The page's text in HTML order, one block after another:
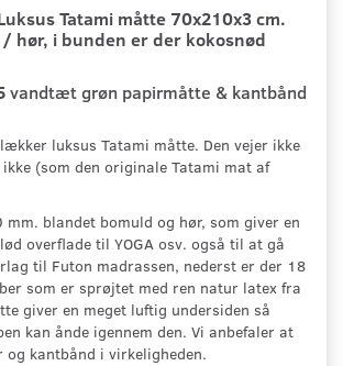
Tatami måtte 70x210x3 cm.
hør, i bunden er der kokosnød
vandtæt grøn papirmåtte & kantbånd
luksus Tatami måtte. Den vejer ikke
(som den originale Tatami mat af
mm. blandet bomuld og hør, som giver en
overflade til YOGA osv. også til at gå
til Futon madrassen, nederst er der 18
som er sprøjtet med ren natur latex fra
giver en meget luftig undersiden så
kan ånde igennem den. Vi anbefaler at
og kantbånd i virkeligheden.